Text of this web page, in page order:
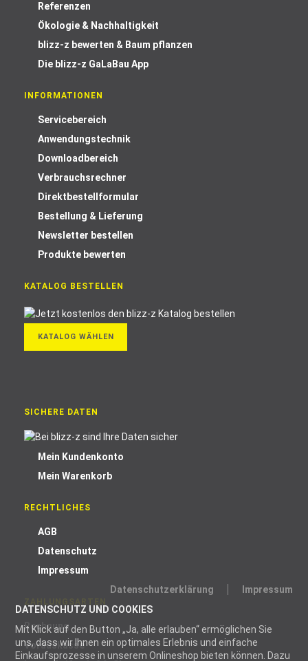
Datenschutzerklärung
Impressum
DATENSCHUTZ UND COOKIES
Mit Klick auf den Button „Ja, alle erlauben“ ermöglichen Sie
uns, dass wir Ihnen ein optimales Erlebnis und einfache
Einkaufsprozesse in unserem Onlineshop bieten können. Dazu
Referenzen
Ökologie & Nachhaltigkeit
blizz-z bewerten & Baum pflanzen
Die blizz-z GaLaBau App
INFORMATIONEN
Servicebereich
Anwendungstechnik
Downloadbereich
Verbrauchsrechner
Direktbestellformular
Bestellung & Lieferung
Newsletter bestellen
Produkte bewerten
KATALOG BESTELLEN
KATALOG WÄHLEN
SICHERE DATEN
Mein Kundenkonto
Mein Warenkorb
RECHTLICHES
AGB
Datenschutz
Impressum
Rechnung
Vorauskasse